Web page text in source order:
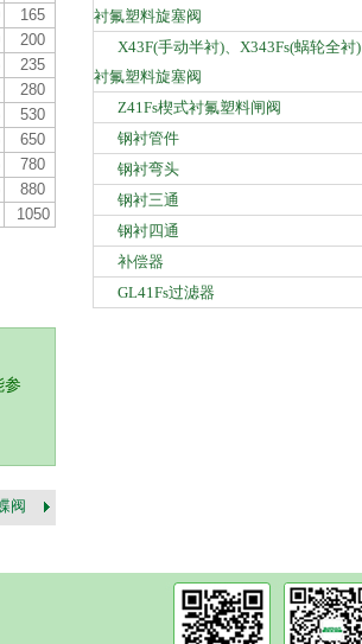
165
200
235
280
530
650
780
880
1050
参
阀
衬氟塑料旋塞阀
X43F(手动半衬)、X343Fs(蜗轮全衬)
衬氟塑料旋塞阀
Z41Fs楔式衬氟塑料闸阀
钢衬管件
钢衬弯头
钢衬三通
钢衬四通
补偿器
GL41Fs过滤器